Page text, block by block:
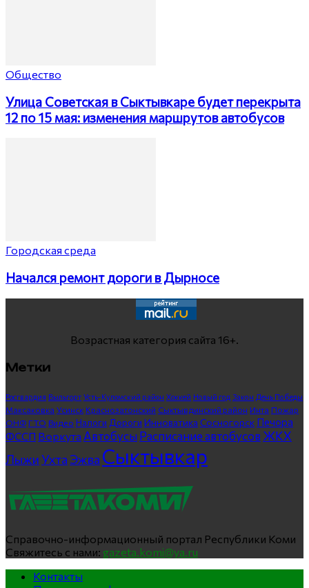
Общество
Улица Советская в Сыктывкаре будет перекрыта
12 по 15 мая: изменения маршрутов автобусов
Городская среда
Начался ремонт дороги в Дырносе
Возрастная категория сайта 16+.
Метки
Росгвардия Выльгорт Усть-Куломский район Хоккей Новый год Закон День Победы
Максаковка Усинск Краснозатонский Сыктывдинский район Инта Пожар
ОНФ ГТО Видео Налоги Дороги Инноватика Сосногорск Печора
ФССП Воркута Автобусы Расписание автобусов ЖКХ
ЛыжиУхта Эжва Сыктывкар
Справочно-информационный портал Республики Коми
Свяжитесь с нами: gazeta.komi@ya.ru
Контакты